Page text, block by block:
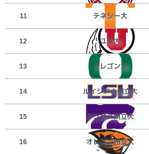
11 テネシー大
12 ユタ大
13 オレゴン大
14 ルイジアナ州立大
15 カンザス州立大
16 オレゴン州立大